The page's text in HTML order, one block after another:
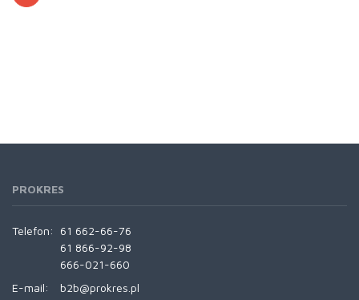
PROKRES
Telefon:
61 662-66-76
61 866-92-98
666-021-660
E-mail:
b2b@prokres.pl